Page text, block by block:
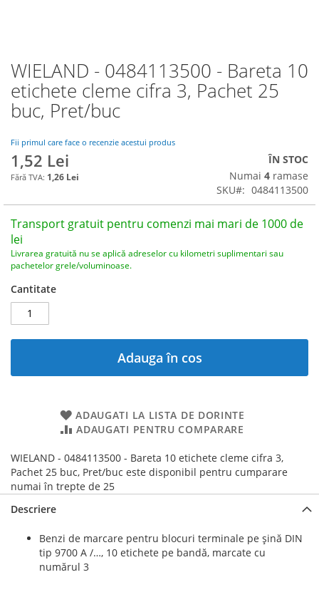
WIELAND - 0484113500 - Bareta 10
etichete cleme cifra 3, Pachet 25
buc, Pret/buc
Fii primul care face o recenzie acestui produs
1,52 Lei
1,26 Lei
ÎN STOC
Numai 4 ramase
SKU
0484113500
Transport gratuit pentru comenzi mai mari de 1000 de
lei
Livrarea gratuită nu se aplică adreselor cu kilometri suplimentari sau
pachetelor grele/voluminoase.
Cantitate
Adauga în cos
ADAUGATI LA LISTA DE DORINTE
ADAUGATI PENTRU COMPARARE
WIELAND - 0484113500 - Bareta 10 etichete cleme cifra 3,
Pachet 25 buc, Pret/buc este disponibil pentru cumparare
numai în trepte de 25
Skip
to
the
beginning
the
images
gallery
Descriere
Benzi de marcare pentru blocuri terminale pe șină DIN
tip 9700 A /…, 10 etichete pe bandă, marcate cu
numărul 3